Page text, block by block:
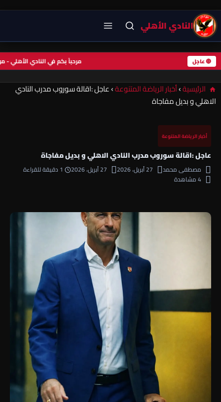
النادي الأهلي
🔴 عاجل مرحباً بكم في النادي
الرئيسية›أخبار الرياضة المتنوعة›عاجل :اقالة سوروب مدرب النادي
الاهلي و بديل مفاجاة
أخبار الرياضة المتنوعة
عاجل :اقالة سوروب مدرب النادي الاهلي و بديل مفاجاة
مصطفى محمد 27 أبريل، 2026 27 أبريل، 2026
1 دقيقة للقراءة
4 مشاهدة